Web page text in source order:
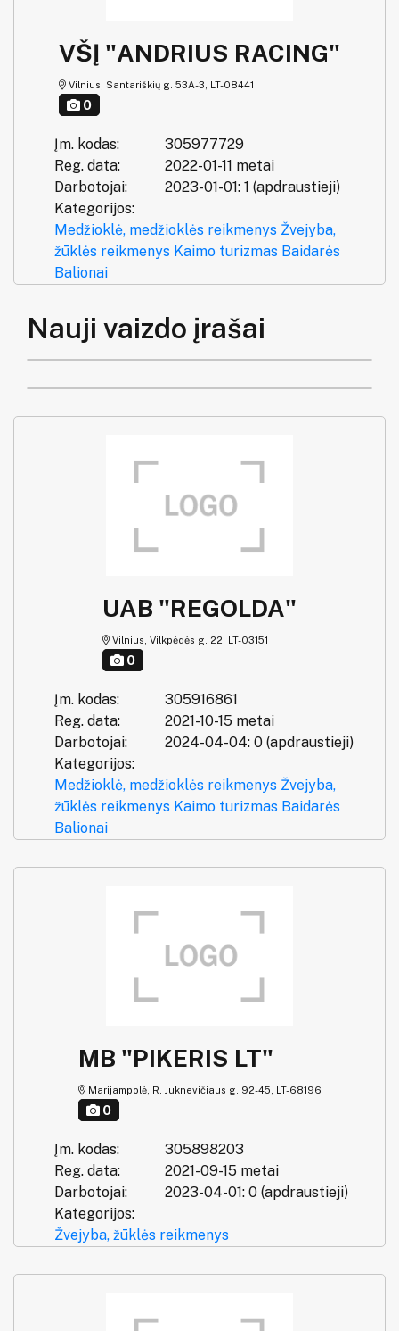
VŠĮ "ANDRIUS RACING"
Vilnius, Santariškių g. 53A-3, LT-08441
0
Įm. kodas:
305977729
Reg. data:
2022-01-11 metai
Darbotojai:
2023-01-01: 1 (apdraustieji)
Kategorijos:
Medžioklė, medžioklės reikmenys Žvejyba,
žūklės reikmenys Kaimo turizmas Baidarės
Balionai
Nauji vaizdo įrašai
UAB "REGOLDA"
Vilnius, Vilkpėdės g. 22, LT-03151
0
Įm. kodas:
305916861
Reg. data:
2021-10-15 metai
Darbotojai:
2024-04-04: 0 (apdraustieji)
Kategorijos:
Medžioklė, medžioklės reikmenys Žvejyba,
žūklės reikmenys Kaimo turizmas Baidarės
Balionai
MB "PIKERIS LT"
Marijampolė, R. Juknevičiaus g. 92-45, LT-68196
0
Įm. kodas:
305898203
Reg. data:
2021-09-15 metai
Darbotojai:
2023-04-01: 0 (apdraustieji)
Kategorijos:
Žvejyba, žūklės reikmenys